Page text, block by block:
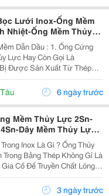
Lưới Inox-Ống Mềm
Nhiệt-Ống Mềm Thủy
Thủy Lực Bọc Lưới
Lực-Dây Tuy Ô Dầu
: 1. Ống Cứng
Được Sản Xuất Từ Thép
) Tiêu Chuẩn Din Hoặc Sms
Thủy Lực Này Là: Độ Cứng...
6 ngày trước
Mềm Thủy Lực 2Sn-
Dây Mềm Thủy Lực
Lưới-Ống Thủy Lực
Ống Dẫn Dầu Thủy
Dẫn Dầu Thủy Lực Bấm
Là Gì ? Ống Thủy
Bằng Thép Không Gỉ Là
Cố Để Truyền Chất Lỏng
Bằng Thép Không Gỉ
Cố Chịu Lực Kéo Cao,...
3 ngày trước